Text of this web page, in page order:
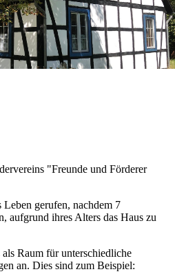
"Freunde und Förderer
gerufen, nachdem 7
aufgrund ihres Alters das Haus zu
Raum für unterschiedliche
an. Dies sind zum Beispiel: